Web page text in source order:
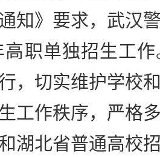
知》要求，武汉
高职单独招生工
，切实维护学校
工作秩序，严格
湖北省普通高校